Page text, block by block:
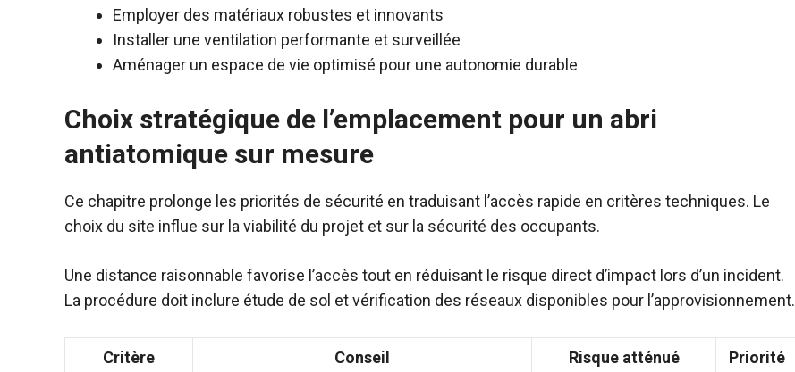
Employer des matériaux robustes et innovants
Installer une ventilation performante et surveillée
Aménager un espace de vie optimisé pour une autonomie durable
Choix stratégique de l’emplacement pour un abri
antiatomique sur mesure
Ce chapitre prolonge les priorités de sécurité en traduisant l’accès rapide en critères techniques. Le
choix du site influe sur la viabilité du projet et sur la sécurité des occupants.
Une distance raisonnable favorise l’accès tout en réduisant le risque direct d’impact lors d’un incident.
La procédure doit inclure étude de sol et vérification des réseaux disponibles pour l’approvisionnement.
Critère Conseil Risque atténué Priorité